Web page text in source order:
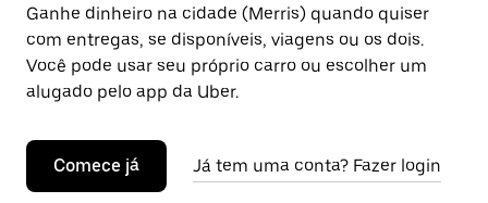
Ganhe dinheiro na cidade (Merris) quando quiser
com entregas, se disponíveis, viagens ou os dois.
Você pode usar seu próprio carro ou escolher um
alugado pelo app da Uber.
Comece já Já tem uma conta? Fazer login